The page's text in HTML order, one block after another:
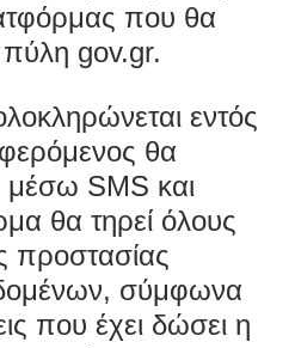
που θα
πύλη gov.gr.
εντός
θα
μέσω SMS και
θα τηρεί όλους
προστασίας
σύμφωνα
που έχει δώσει η